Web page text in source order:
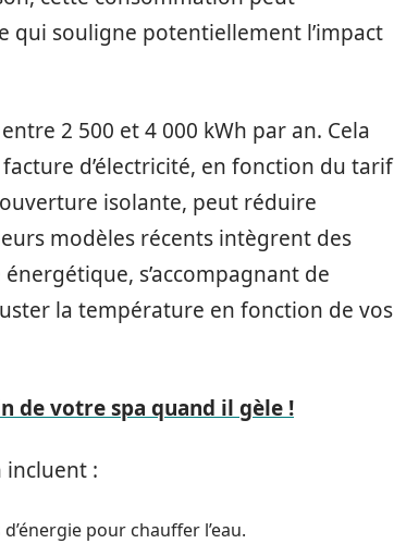
qui souligne potentiellement l’impact
2 500 et 4 000 kWh par an. Cela
d’électricité, en fonction du tarif
isolante, peut réduire
modèles récents intègrent des
s’accompagnant de
la température en fonction de vos
de votre spa quand il gèle !
incluent :
pour chauffer l’eau.